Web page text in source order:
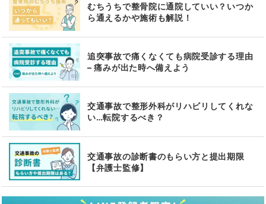
むちうちで整骨院に通院していい？いつか
ら通えるかや施術も解説！
追突事故で痛くなくても病院受診する理由
– 痛みが出た時へ備えよう
交通事故で整形外科がリハビリしてくれな
い…転院するべき？
交通事故の診断書のもらい方と提出期限
【弁護士監修】